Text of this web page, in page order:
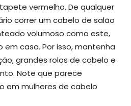
vermelho. De qualquer
correr um cabelo de salão
volumoso como este,
em casa. Por isso, mantenha
grandes rolos de cabelo e
Note que parece
em mulheres de cabelo